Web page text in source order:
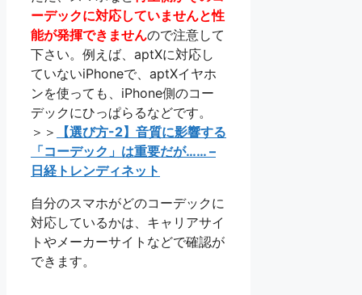
ーデックに対応していませんと性
能が発揮できませんので注意して
下さい。例えば、aptXに対応し
ていないiPhoneで、aptXイヤホ
ンを使っても、iPhone側のコー
デックにひっぱらるなどです。
＞＞
【選び方-2】音質に影響する
「コーデック」は重要だが…… –
日経トレンディネット
自分のスマホがどのコーデックに
対応しているかは、キャリアサイ
トやメーカーサイトなどで確認が
できます。